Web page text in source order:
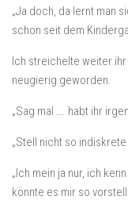
„Ja doch, da lernt man
schon seit dem
Ich streichelte weiter
neugierig geworden.
„Sag mal …. habt ihr
„Stell nicht so indiskrete
„Ich mein ja nur, ich
könnte es mir so